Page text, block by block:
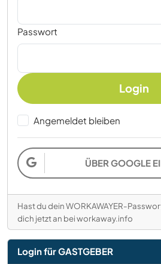
Passwort
Login
Angemeldet bleiben
ÜBER GOOGLE
Hast du dein WORKAWAYER-
dich jetzt an bei workaway.info
Login für GASTGEBER